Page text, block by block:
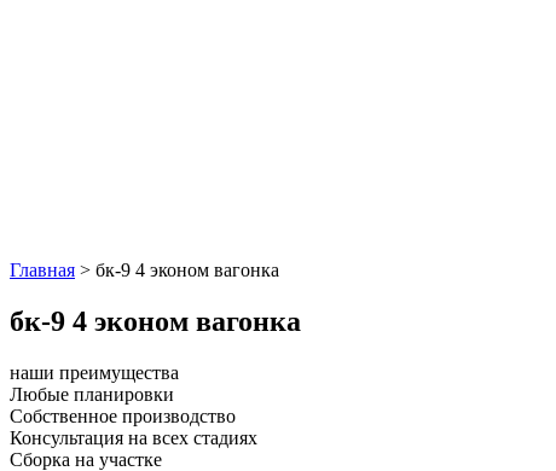
Главная > бк-9 4 эконом вагонка
бк-9 4 эконом вагонка
наши преимущества
Любые планировки
Собственное производство
Консультация на всех стадиях
Сборка на участке